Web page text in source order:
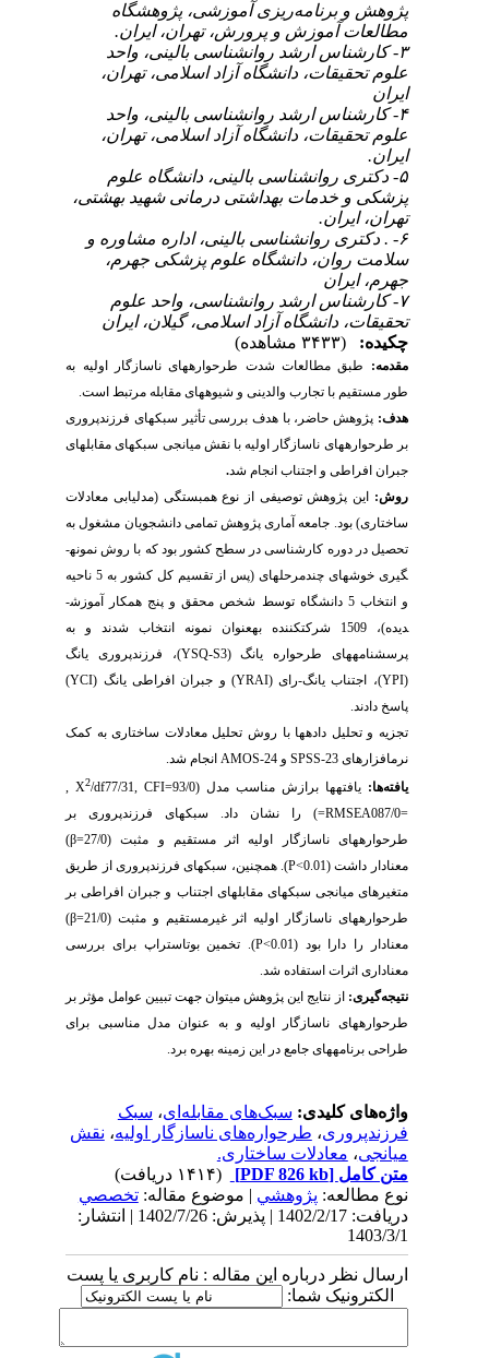
پژوهش و برنامه‌‌ریزی آموزشی، پژوهشگاه
مطالعات آموزش و پرورش، تهران، ایران.
۳- کارشناس ارشد روانشناسی بالینی، واحد
علوم تحقیقات، دانشگاه آزاد اسلامی، تهران،
ایران
۴- کارشناس ارشد روانشناسی بالینی، واحد
علوم تحقیقات، دانشگاه آزاد اسلامی، تهران،
ایران.
۵- دکتری روانشناسی بالینی، دانشگاه علوم
پزشکی و خدمات بهداشتی درمانی شهید بهشتی،
تهران، ایران.
۶- . دکتری روانشناسی بالینی، اداره مشاوره و
سلامت روان، دانشگاه علوم پزشکی جهرم،
جهرم، ایران
۷- کارشناس ارشد روانشناسی، واحد علوم
تحقیقات، دانشگاه آزاد اسلامی، گیلان، ایران
چکیده:
مقدمه:طبق مطالعات شدت طرحواره­های ناسازگار اولیه به
طور مستقیم با تجارب والدینی و شیوه­های مقابله مرتبط است.
هدف:پژوهش حاضر، با هدف بررسی تأثیر سبک­های فرزندپروری
بر طرحواره­های ناسازگار اولیه با نقش میانجی سبک­های مقابله­ای
جبران افراطی و اجتناب انجام شد.
روش:این پژوهش توصیفی از نوع همبستگی (مدل­یابی معادلات
ساختاری) بود. جامعه آماری پژوهش تمامی دانشجویان مشغول به
تحصیل در دوره کارشناسی در سطح کشور بود که با روش نمونه­
گیری خوشه­ای چندمرحله­ای (پس از تقسیم کل کشور به 5 ناحیه
و انتخاب 5 دانشگاه
توسط شخص محقق و پنج همکار آموزش­
دیده
)، 1509 شرکت­کننده به­عنوان نمونه انتخاب شدند و به
پرسشنامه­های طرحواره یانگ ( YSQ-S3)، فرزندپروری یانگ
YPI)، اجتناب یانگ-رای (YRAI) و جبران افراطی یانگ (YCI
)
پاسخ دادند.
تجزیه و تحلیل داده­ها با روش تحلیل معادلات ساختاری به کمک
نرم­افزارهایSPSS-23و AMOS-24 انجام شد.
یافته­‌ها:یافته­ها برازش مناسب مدل (93/0 CFI=
,
77/31
, X2/df
087/0
RMSEA
=) را نشان داد. سبک­های فرزندپروری بر
طرحواره­های ناسازگار اولیه اثر مستقیم و مثبت (27/0
β=
)
معنادار داشت (P<0.01). همچنین، سبک­های فرزندپروری از طریق
متغیرهای میانجی سبک­های مقابله­ای اجتناب و جبران افراطی بر
طرحواره­های ناسازگار اولیه اثر غیرمستقیم و مثبت (21/0
β=
)
معنادار را دارا بود (P<0.01
).تخمین بوت­استراپ برای بررسی
معناداری اثرات استفاده شد.
نتیجه‌­گیری:از نتایج این پژوهش می­توان جهت تبیین عوامل مؤثر بر
طرحواره­های ناسازگار اولیهو به عنوان مدل مناسبی برای
طراحی برنامه­های جامع در این زمینهبهره برد.
واژه‌های کلیدی:سبک‌های مقابله‌ای،سبک
فرزندپروری،طرحواره‌های ناسازگار اولیه،نقش
میانجی،معادلات ساختاری.
متن کامل[PDF 826 kb]
نوع مطالعه:پژوهشي| موضوع مقاله:تخصصي
دریافت: 1402/2/17 | پذیرش: 1402/7/26 | انتشار:
1403/3/1
ارسال نظر درباره این مقاله : نام کاربری یا پست
الکترونیک شما: